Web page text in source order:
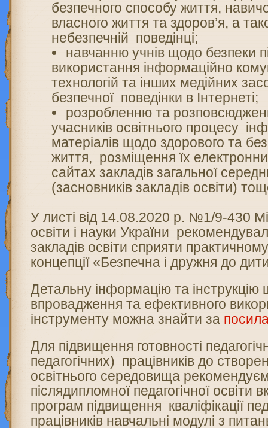
безпечного способу життя,
власного життя та здоров’я, а
небезпечній поведінці;
навчанню учнів щодо безпеки
використання інформаційно
технологій та інших медійних
безпечної поведінки в Інтернеті;
розробленню та
учасників освітнього процесу
матеріалів щодо здорового та
життя, розміщення їх
сайтах закладів загальної
(засновників закладів освіти)
У листі від 14.08.2020 р. №1/9-430
освіти і науки України
закладів освіти сприяти
концепції «Безпечна і дружня до
Детальну інформацію та інструкцію
впровадження та ефективного
інструменту можна знайти за
Для підвищення готовності
педагогічних) працівників до
освітнього середовища
післядипломної педагогічної освіти
програм підвищення кваліфікації
працівників навчальні модулі з